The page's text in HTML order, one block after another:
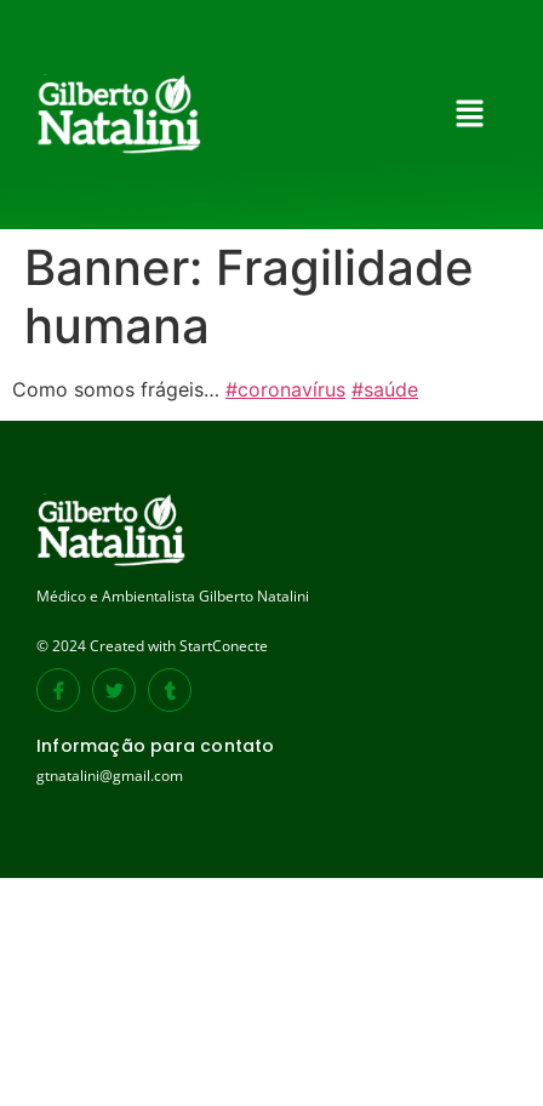
Banner: Fragilidade
humana
Como somos frágeis… #coronavírus #saúde
Médico e Ambientalista Gilberto Natalini
© 2024 Created with StartConecte
Informação para contato
gtnatalini@gmail.com